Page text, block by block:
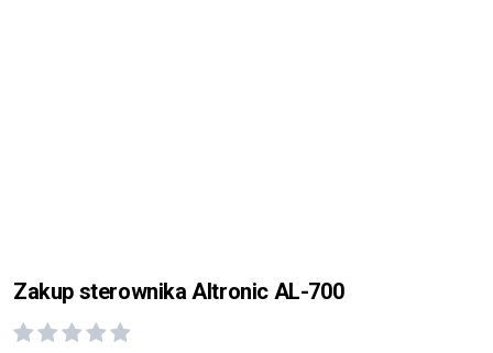
Zakup sterownika Altronic AL-700